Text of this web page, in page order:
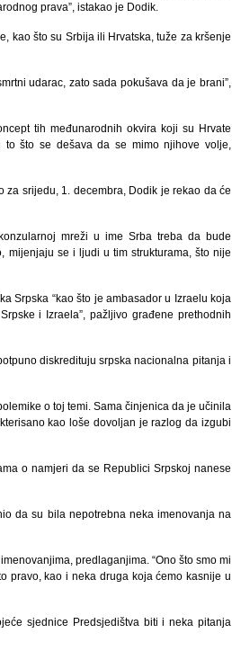
prava”, istakao je Dodik.
kao što su Srbija ili Hrvatska, tuže za kršenje
udarac, zato sada pokušava da je brani”,
tih međunarodnih okvira koji su Hrvate
što se dešava da se mimo njihove volje,
srijedu, 1. decembra, Dodik je rekao da će
mreži u ime Srba treba da bude
mijenjaju se i ljudi u tim strukturama, što nije
Srpska “kao što je ambasador u Izraelu koja
i Izraela”, pažljivo građene prethodnih
diskredituju srpska nacionalna pitanja i
o toj temi. Sama činjenica da je učinila
kao loše dovoljan je razlog da izgubi
o namjeri da se Republici Srpskoj nanese
da su bila nepotrebna neka imenovanja na
predlaganjima. “Ono što smo mi
pravo, kao i neka druga koja ćemo kasnije u
sjednice Predsjedištva biti i neka pitanja